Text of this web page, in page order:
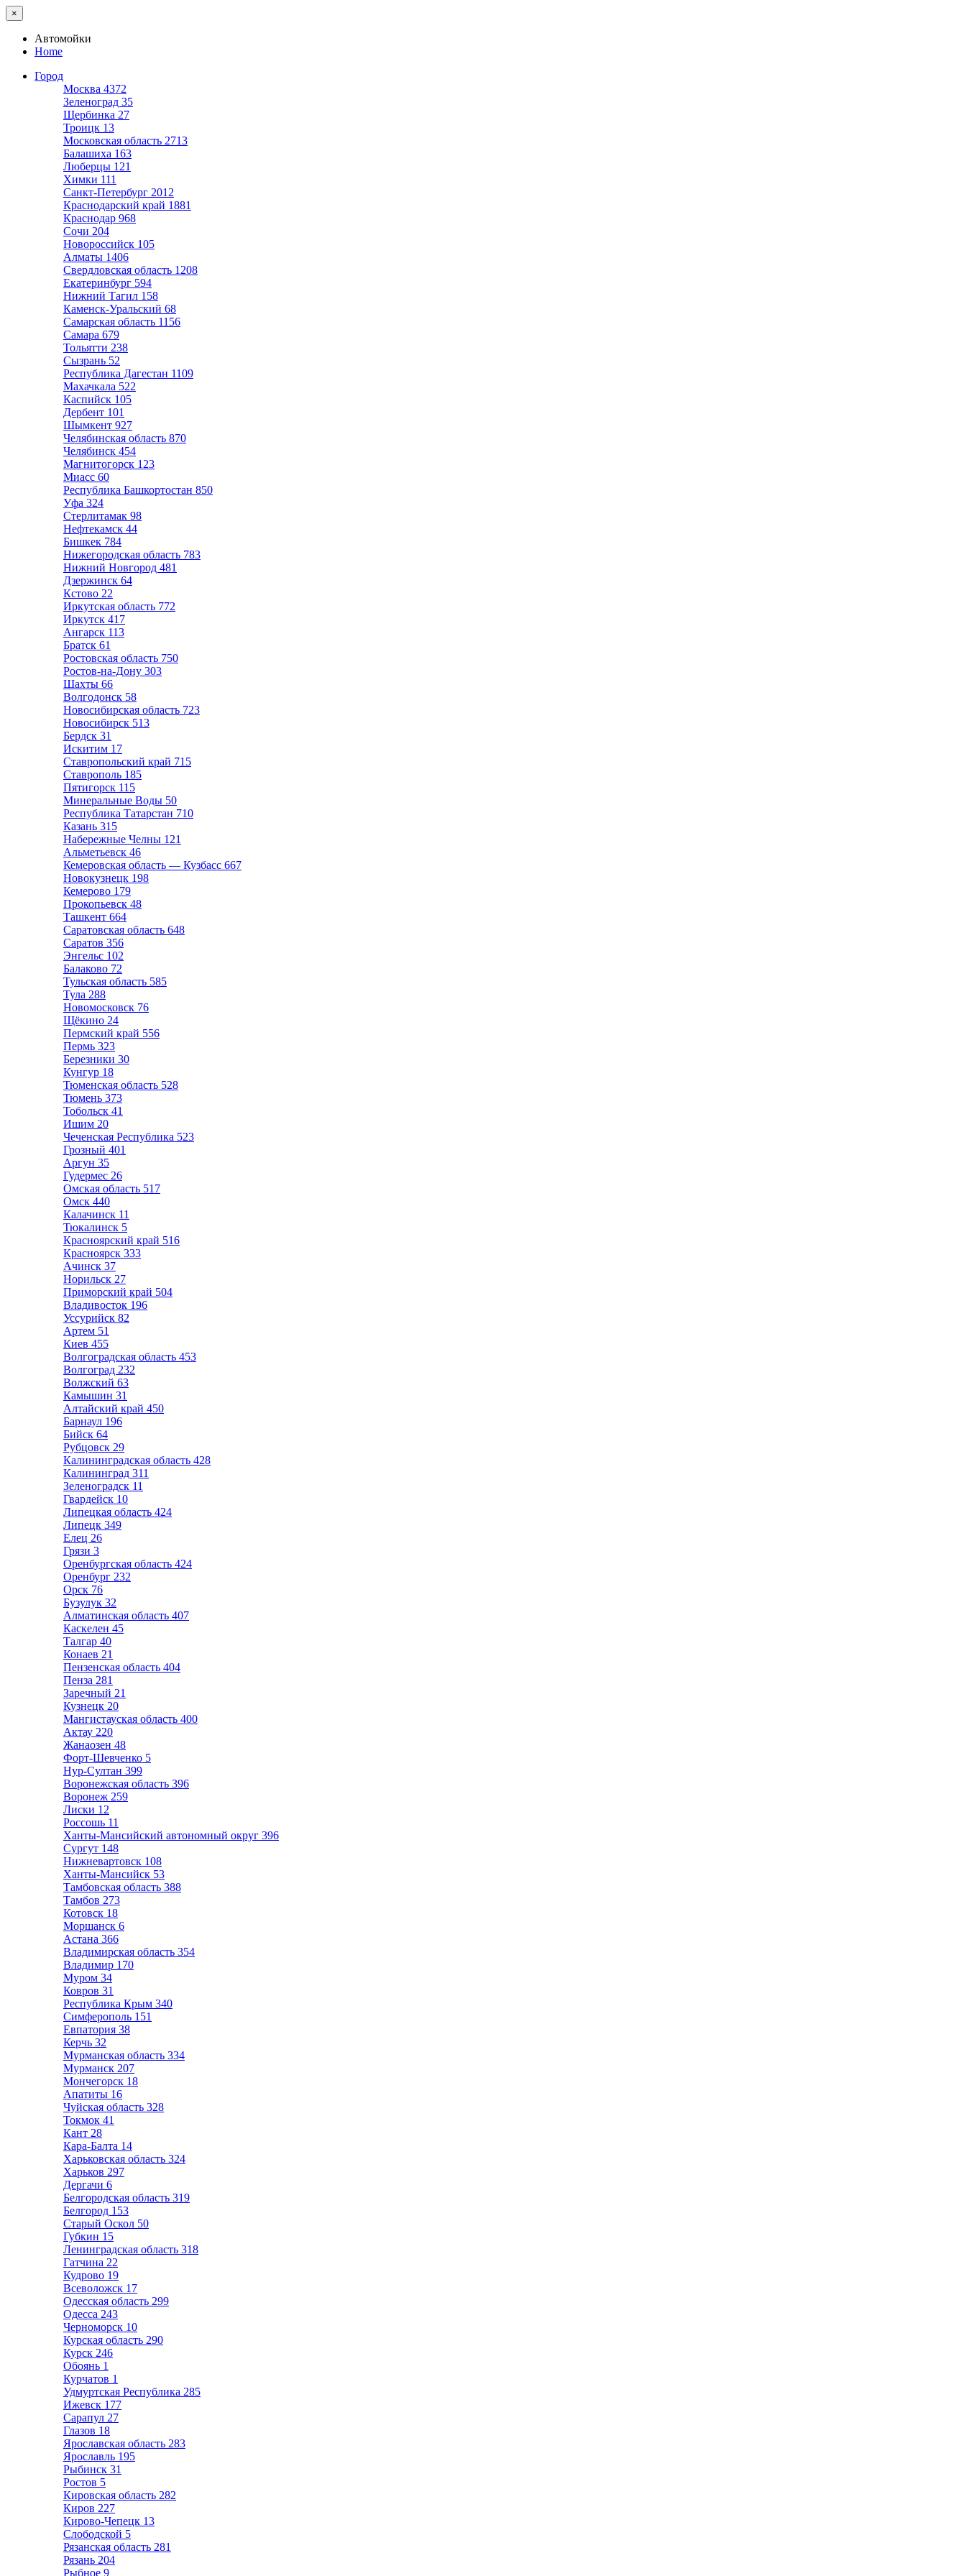
×
Автомойки
Home
Город
Москва 4372
Зеленоград 35
Щербинка 27
Троицк 13
Московская область 2713
Балашиха 163
Люберцы 121
Химки 111
Санкт-Петербург 2012
Краснодарский край 1881
Краснодар 968
Сочи 204
Новороссийск 105
Алматы 1406
Свердловская область 1208
Екатеринбург 594
Нижний Тагил 158
Каменск-Уральский 68
Самарская область 1156
Самара 679
Тольятти 238
Сызрань 52
Республика Дагестан 1109
Махачкала 522
Каспийск 105
Дербент 101
Шымкент 927
Челябинская область 870
Челябинск 454
Магнитогорск 123
Миасс 60
Республика Башкортостан 850
Уфа 324
Стерлитамак 98
Нефтекамск 44
Бишкек 784
Нижегородская область 783
Нижний Новгород 481
Дзержинск 64
Кстово 22
Иркутская область 772
Иркутск 417
Ангарск 113
Братск 61
Ростовская область 750
Ростов-на-Дону 303
Шахты 66
Волгодонск 58
Новосибирская область 723
Новосибирск 513
Бердск 31
Искитим 17
Ставропольский край 715
Ставрополь 185
Пятигорск 115
Минеральные Воды 50
Республика Татарстан 710
Казань 315
Набережные Челны 121
Альметьевск 46
Кемеровская область — Кузбасс 667
Новокузнецк 198
Кемерово 179
Прокопьевск 48
Ташкент 664
Саратовская область 648
Саратов 356
Энгельс 102
Балаково 72
Тульская область 585
Тула 288
Новомосковск 76
Щёкино 24
Пермский край 556
Пермь 323
Березники 30
Кунгур 18
Тюменская область 528
Тюмень 373
Тобольск 41
Ишим 20
Чеченская Республика 523
Грозный 401
Аргун 35
Гудермес 26
Омская область 517
Омск 440
Калачинск 11
Тюкалинск 5
Красноярский край 516
Красноярск 333
Ачинск 37
Норильск 27
Приморский край 504
Владивосток 196
Уссурийск 82
Артем 51
Киев 455
Волгоградская область 453
Волгоград 232
Волжский 63
Камышин 31
Алтайский край 450
Барнаул 196
Бийск 64
Рубцовск 29
Калининградская область 428
Калининград 311
Зеленоградск 11
Гвардейск 10
Липецкая область 424
Липецк 349
Елец 26
Грязи 3
Оренбургская область 424
Оренбург 232
Орск 76
Бузулук 32
Алматинская область 407
Каскелен 45
Талгар 40
Конаев 21
Пензенская область 404
Пенза 281
Заречный 21
Кузнецк 20
Мангистауская область 400
Актау 220
Жанаозен 48
Форт-Шевченко 5
Нур-Султан 399
Воронежская область 396
Воронеж 259
Лиски 12
Россошь 11
Ханты-Мансийский автономный округ 396
Сургут 148
Нижневартовск 108
Ханты-Мансийск 53
Тамбовская область 388
Тамбов 273
Котовск 18
Моршанск 6
Астана 366
Владимирская область 354
Владимир 170
Муром 34
Ковров 31
Республика Крым 340
Симферополь 151
Евпатория 38
Керчь 32
Мурманская область 334
Мурманск 207
Мончегорск 18
Апатиты 16
Чуйская область 328
Токмок 41
Кант 28
Кара-Балта 14
Харьковская область 324
Харьков 297
Дергачи 6
Белгородская область 319
Белгород 153
Старый Оскол 50
Губкин 15
Ленинградская область 318
Гатчина 22
Кудрово 19
Всеволожск 17
Одесская область 299
Одесса 243
Черноморск 10
Курская область 290
Курск 246
Обоянь 1
Курчатов 1
Удмуртская Республика 285
Ижевск 177
Сарапул 27
Глазов 18
Ярославская область 283
Ярославль 195
Рыбинск 31
Ростов 5
Кировская область 282
Киров 227
Кирово-Чепецк 13
Слободской 5
Рязанская область 281
Рязань 204
Рыбное 9